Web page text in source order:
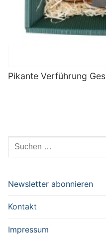
Pikante Verführung
Suchen
nach:
Newsletter abonnieren
Kontakt
Impressum